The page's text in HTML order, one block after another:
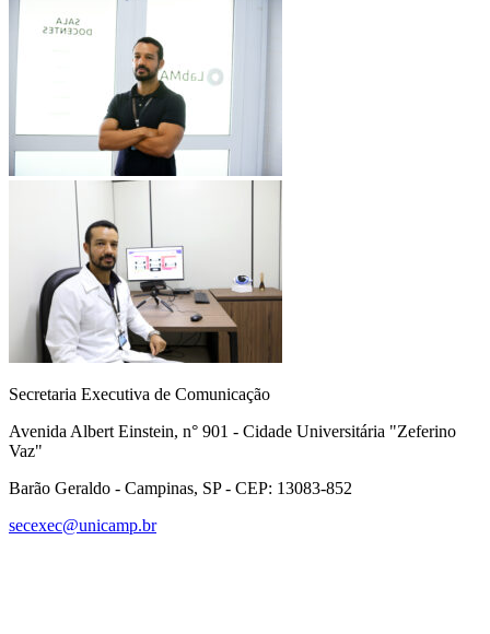
Secretaria Executiva de Comunicação
Avenida Albert Einstein, n° 901 - Cidade Universitária "Zeferino
Vaz"
Barão Geraldo - Campinas, SP - CEP: 13083-852
secexec@unicamp.br